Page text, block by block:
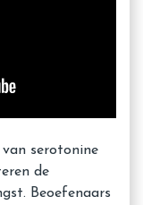
serotonine
de
Beoefenaars